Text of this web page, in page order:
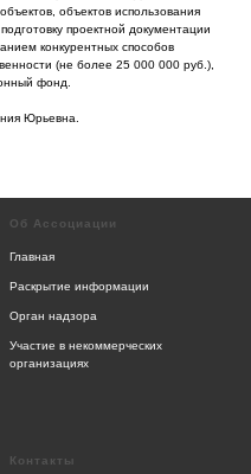
объектов использования
проектной документации
конкурентных способов
(не более 25 000 000 руб.),
фонд.
Юрьевна.
Об Ассоциации
Главная
Раскрытие информации
Орган надзора
Участие в некоммерческих
организациях
Контакты